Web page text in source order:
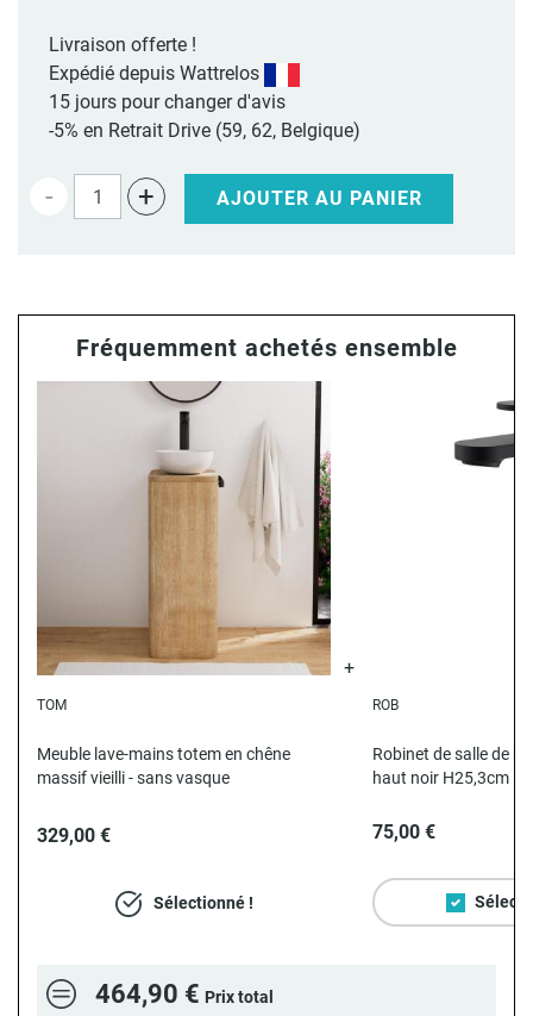
Livraison offerte !
Expédié depuis Wattrelos
15 jours pour changer d'avis
-5% en Retrait Drive (59, 62, Belgique)
- + AJOUTER AU PANIER
Fréquemment achetés ensemble
TOM
Meuble lave-mains totem en chêne
massif vieilli - sans vasque
329,00 €
Sélectionné !
ROB
Robinet de salle de
haut noir H25,3cm
75,00 €
464,90 € Prix total